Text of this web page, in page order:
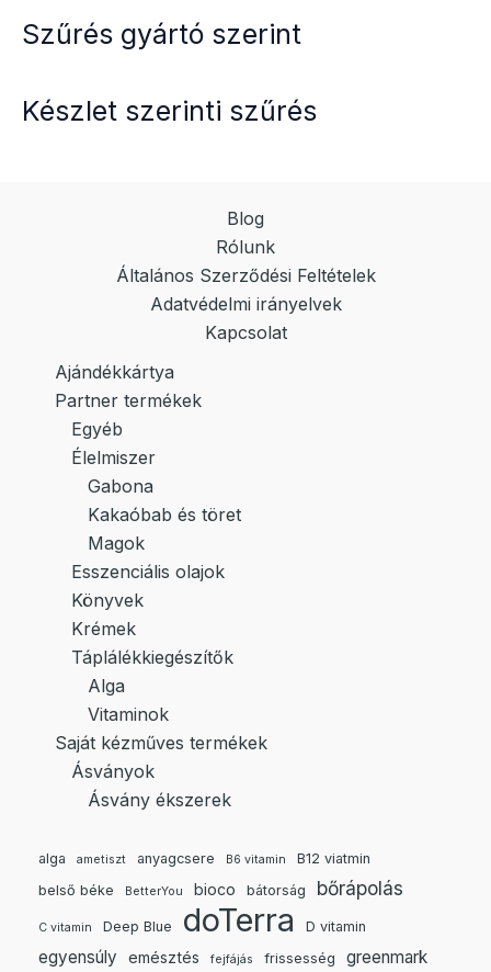
termékoldalon
Szűrés gyártó szerint
Készlet szerinti szűrés
Blog
Rólunk
Általános Szerződési Feltételek
Adatvédelmi irányelvek
Kapcsolat
Ajándékkártya
Partner termékek
Egyéb
Élelmiszer
Gabona
Kakaóbab és töret
Magok
Esszenciális olajok
Könyvek
Krémek
Táplálékkiegészítők
Alga
Vitaminok
Saját kézműves termékek
Ásványok
Ásvány ékszerek
alga ametiszt anyagcsere B6 vitamin
B12 viatmin
belső béke
BetterYou bioco bátorság bőrápolás
C vitamin Deep Blue doTerra D vitamin
egyensúly emésztés fejfájás frissesség greenmark